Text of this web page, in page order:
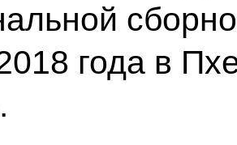
года в